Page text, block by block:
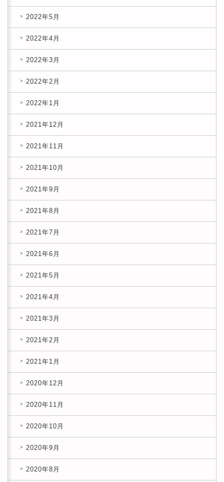
2022年5月
2022年4月
2022年3月
2022年2月
2022年1月
2021年12月
2021年11月
2021年10月
2021年9月
2021年8月
2021年7月
2021年6月
2021年5月
2021年4月
2021年3月
2021年2月
2021年1月
2020年12月
2020年11月
2020年10月
2020年9月
2020年8月